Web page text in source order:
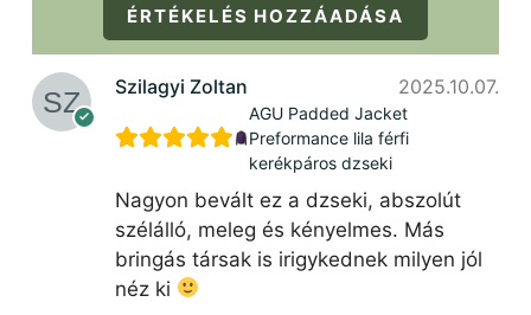
ÉRTÉKELÉS HOZZÁADÁSA
Szilagyi Zoltan 2025.10.07.
AGU Padded Jacket
Preformance lila férfi
kerékpáros dzseki
Nagyon bevált ez a dzseki, abszolút
szélálló, meleg és kényelmes. Más
bringás társak is irigykednek milyen jól
néz ki